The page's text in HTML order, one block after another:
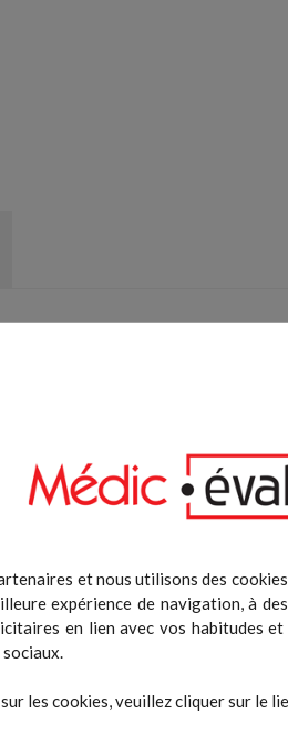
et nous utilisons des
expérience de navigation, à
en lien avec vos habitudes
les cookies, veuillez cliquer sur le
: